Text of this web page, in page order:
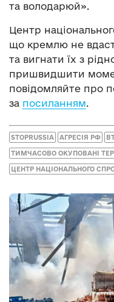
та володарюй».
Центр
що кремлю не
та вигнати їх з
пришвидшити
повідомляйте про
за посиланням.
STOPRUSSIA АГРЕСІЯ РФ
ТИМЧАСОВО ОКУПОВАНІ
ЦЕНТР НАЦІОНАЛЬНОГО